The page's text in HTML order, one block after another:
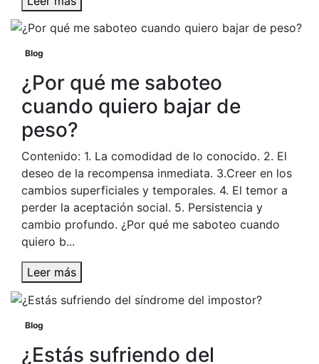
Blog
¿Por qué me saboteo
cuando quiero bajar de
peso?
Contenido: 1. La comodidad de lo conocido. 2. El
deseo de la recompensa inmediata. 3.Creer en los
cambios superficiales y temporales. 4. El temor a
perder la aceptación social. 5. Persistencia y
cambio profundo. ¿Por qué me saboteo cuando
quiero b...
Leer más
Blog
¿Estás sufriendo del